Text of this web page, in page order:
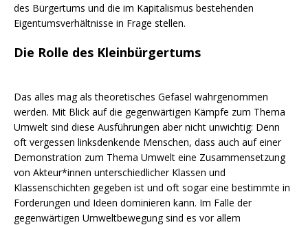
des Bürgertums und die im Kapitalismus bestehenden
Eigentumsverhältnisse in Frage stellen.
Die Rolle des Kleinbürgertums
Das alles mag als theoretisches Gefasel wahrgenommen
werden. Mit Blick auf die gegenwärtigen Kämpfe zum Thema
Umwelt sind diese Ausführungen aber nicht unwichtig: Denn
oft vergessen linksdenkende Menschen, dass auch auf einer
Demonstration zum Thema Umwelt eine Zusammensetzung
von Akteur*innen unterschiedlicher Klassen und
Klassenschichten gegeben ist und oft sogar eine bestimmte in
Forderungen und Ideen dominieren kann. Im Falle der
gegenwärtigen Umweltbewegung sind es vor allem